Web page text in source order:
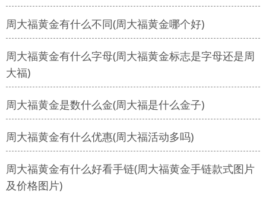
周大福黄金有什么不同(周大福黄金哪个好)
周大福黄金有什么字母(周大福黄金标志是字母还是周
大福)
周大福黄金是数什么金(周大福是什么金子)
周大福黄金有什么优惠(周大福活动多吗)
周大福黄金有什么好看手链(周大福黄金手链款式图片
及价格图片)